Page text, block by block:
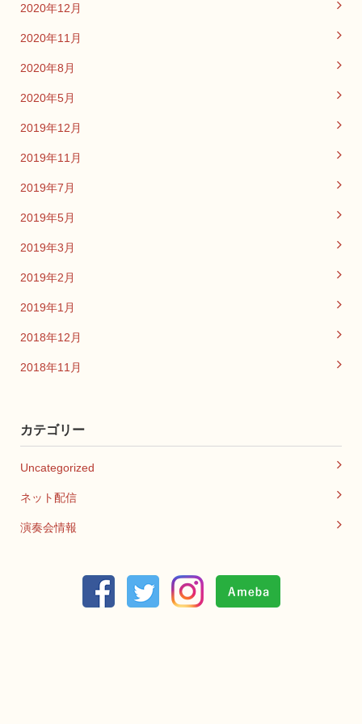
2020年12月
2020年11月
2020年8月
2020年5月
2019年12月
2019年11月
2019年7月
2019年5月
2019年3月
2019年2月
2019年1月
2018年12月
2018年11月
カテゴリー
Uncategorized
ネット配信
演奏会情報